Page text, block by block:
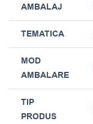
AMBALAJ
TEMATICA
MOD
AMBALARE
TIP
PRODUS